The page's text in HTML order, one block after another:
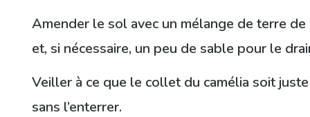
Amender le sol avec un mélange de terre
et, si nécessaire, un peu de sable pour le
Veiller à ce que le collet du camélia soit
sans l’enterrer.